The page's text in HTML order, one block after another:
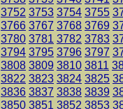
3752 3753 3754 3755
3766 3767 3768 3769
3780 3781 3782 3783
3794 3795 3796 3797
3808 3809 3810 3811
3822 3823 3824 3825
3836 3837 3838 3839
3850 3851 3852 3853